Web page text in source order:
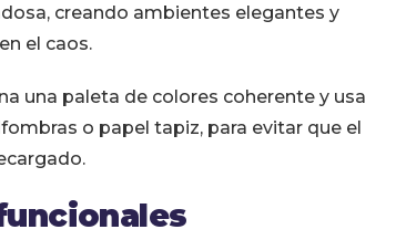
creando ambientes elegantes y
el caos.
una paleta de colores coherente y usa
o papel tapiz, para evitar que el